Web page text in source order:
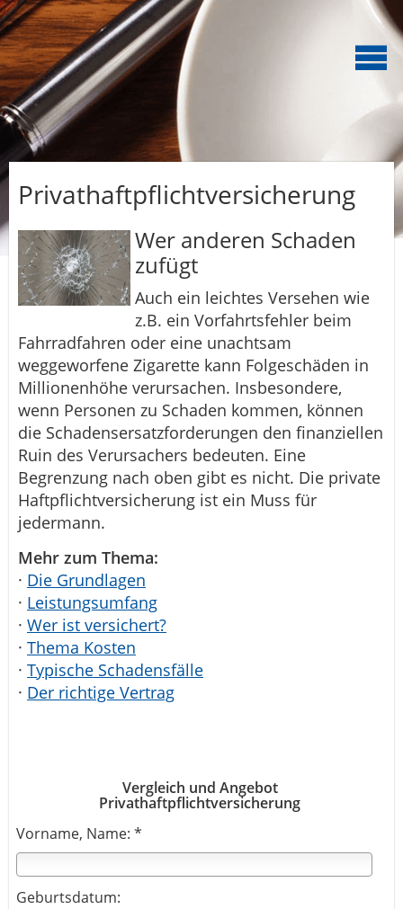
Privathaftpflichtversicherung
Wer anderen Schaden
zufügt
Auch ein leichtes Versehen wie
z.B. ein Vorfahrtsfehler beim
Fahrradfahren oder eine unachtsam
weggeworfene Zigarette kann Folgeschäden in
Millionenhöhe verursachen. Insbesondere,
wenn Personen zu Schaden kommen, können
die Schadensersatzforderungen den finanziellen
Ruin des Verursachers bedeuten. Eine
Begrenzung nach oben gibt es nicht. Die private
Haftpflichtversicherung ist ein Muss für
jedermann.
Mehr zum Thema:
· Die Grundlagen
· Leistungsumfang
· Wer ist versichert?
· Thema Kosten
· Typische Schadensfälle
· Der richtige Vertrag
Vergleich und Angebot
Privathaftpflichtversicherung
Vorname, Name: *
Geburtsdatum: